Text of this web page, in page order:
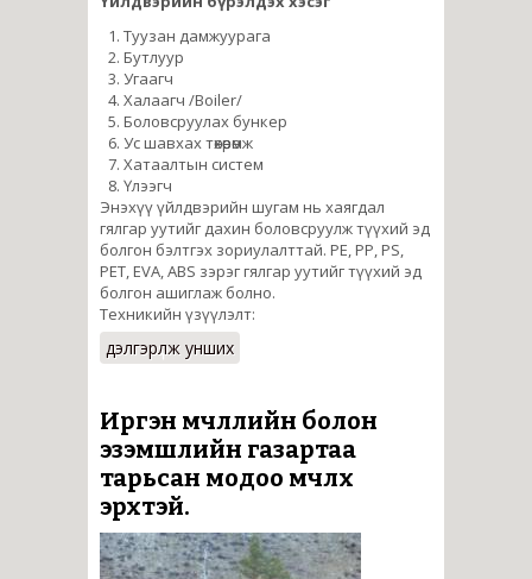
Туузан дамжуурага
Бутлуур
Угаагч
Халаагч /Boiler/
Боловсруулах бункер
Ус шавхах төхөөрөмж
Хатаалтын систем
Үлээгч
Энэхүү үйлдвэрийн шугам нь хаягдал
гялгар уутийг дахин боловсруулж түүхий эд
болгон бэлтгэх зориулалттай. PE, PP, PS,
PET, EVA, ABS зэрэг гялгар уутийг түүхий эд
болгон ашиглаж болно.
Техникийн үзүүлэлт:
дэлгэрүүлж унших
Иргэн өмчлөлийн болон
эзэмшлийн газартаа
тарьсан модоо өмчлөх
эрхтэй.